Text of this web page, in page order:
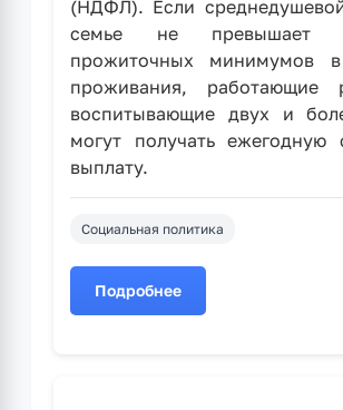
(НДФЛ). Если
семье не превышает
прожиточных минимумов
проживания, работающие
воспитывающие двух и
могут получать ежегодную
выплату.
Социальная политика
Подробнее
о